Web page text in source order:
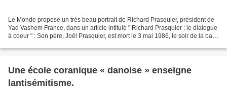
Le Monde propose un très beau portrait de Richard Prasquier, président de
Yad Vashem France, dans un article intitulé " Richard Prasquier : le dialogue
à coeur " : Son père, Joël Prasquier, est mort le 3 mai 1986, le soir de la bar-
Une école coranique « danoise » enseigne
lantisémitisme.